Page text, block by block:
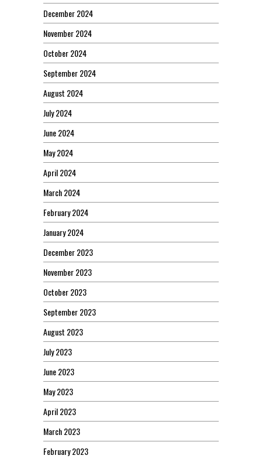
December 2024
November 2024
October 2024
September 2024
August 2024
July 2024
June 2024
May 2024
April 2024
March 2024
February 2024
January 2024
December 2023
November 2023
October 2023
September 2023
August 2023
July 2023
June 2023
May 2023
April 2023
March 2023
February 2023